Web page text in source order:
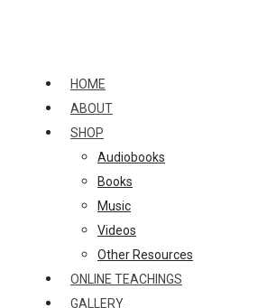
HOME
ABOUT
SHOP
Audiobooks
Books
Music
Videos
Other Resources
ONLINE TEACHINGS
GALLERY